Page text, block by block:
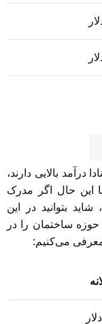
بالایی دارند،
با این حال اگر مدرک
بتوانید در این
ساختمان را در
معرفی می‌کنیم: